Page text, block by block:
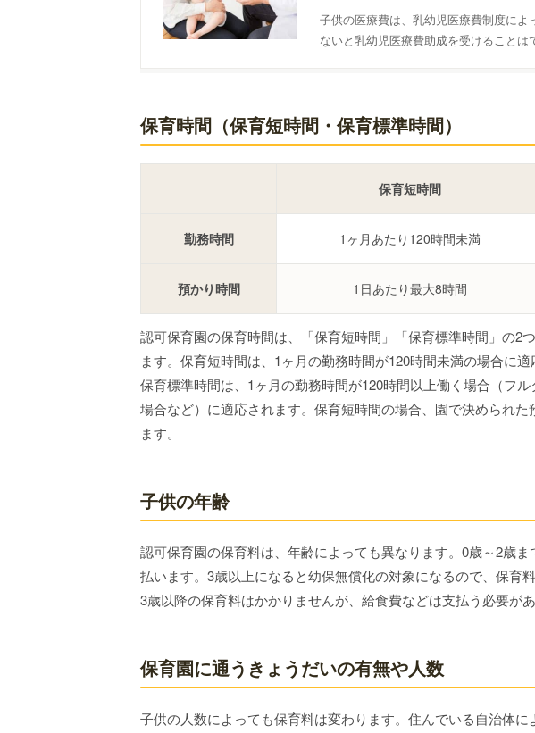
子供の医療費は、乳幼児医療費制度に
ないと乳幼児医療費助成を受けること
保育時間（保育短時間・保育標準時間）
保育短時間
勤務時間 1ヶ月あたり120時間未満
預かり時間 1日あたり最大8時間
認可保育園の保育時間は、「保育短時間」「保育標準時間」の2
ます。保育短時間は、1ヶ月の勤務時間が120時間未満の場合に
保育標準時間は、1ヶ月の勤務時間が120時間以上働く場合（フ
場合など）に適応されます。保育短時間の場合、園で決められ
ます。
子供の年齢
認可保育園の保育料は、年齢によっても異なります。0歳～2歳
払います。3歳以上になると幼保無償化の対象になるので、保育
3歳以降の保育料はかかりませんが、給食費などは支払う必要が
保育園に通うきょうだいの有無や人数
子供の人数によっても保育料は変わります。住んでいる自治体に